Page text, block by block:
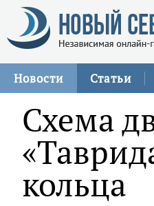
Новости Статьи
Схема
кольца